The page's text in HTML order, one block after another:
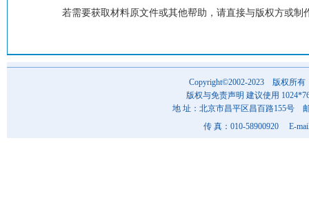
若需要获取材料原文件或其他帮助，请直接与版权方或制
Copyright©2002-2023 版权所有
版权与免责声明 建议使用
地 址：北京市昌平区昌百路155号
传 真：010-58900920 E-